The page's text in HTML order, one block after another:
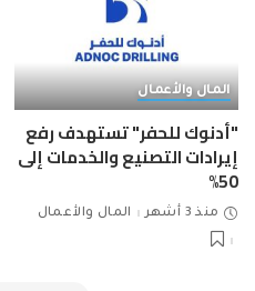
المال والأعمال
"أدنوك للحفر" تستهدف رفع
إيرادات التصنيع والخدمات إلى
50%
منذ 3 أشهر المال والأعمال